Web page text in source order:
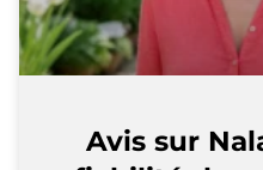
Avis sur